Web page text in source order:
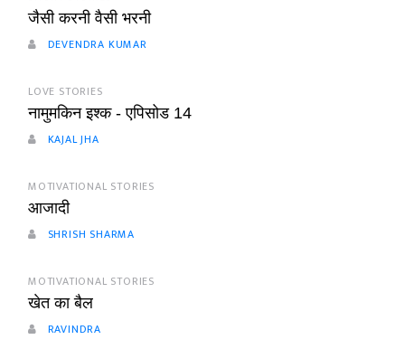
जैसी करनी वैसी भरनी
DEVENDRA KUMAR
LOVE STORIES
नामुमकिन इश्क - एपिसोड 14
KAJAL JHA
MOTIVATIONAL STORIES
आजादी
SHRISH SHARMA
MOTIVATIONAL STORIES
खेत का बैल
RAVINDRA